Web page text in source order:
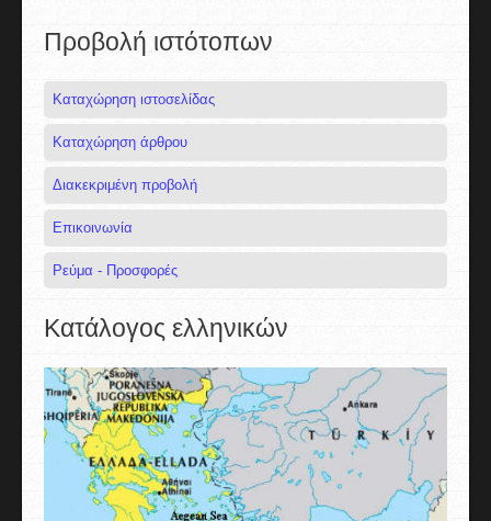
Προβολή ιστότοπων
Καταχώρηση ιστοσελίδας
Καταχώρηση άρθρου
Διακεκριμένη προβολή
Επικοινωνία
Ρεύμα - Προσφορές
Κατάλογος ελληνικών